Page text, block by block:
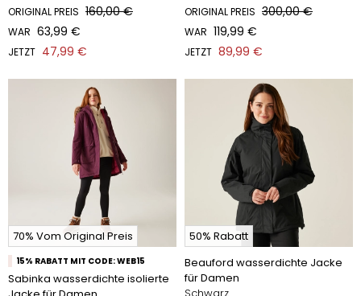
ORIGINAL PREIS 160,00 €
WAR 63,99 €
JETZT 47,99 €
ORIGINAL PREIS 300,00 €
WAR 119,99 €
JETZT 89,99 €
70% Vom Original Preis
15% RABATT MIT CODE: WEB15
Sabinka wasserdichte isolierte
50% Rabatt
Beauford wasserdichte Jacke
für Damen